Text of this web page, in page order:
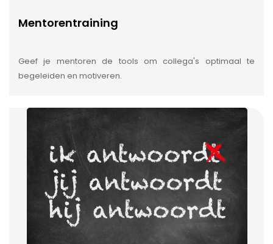
Mentorentraining
Geef je mentoren de tools om collega's optimaal te
begeleiden en motiveren.